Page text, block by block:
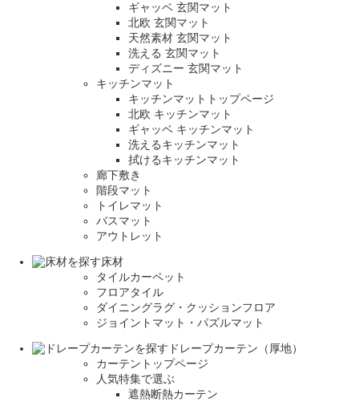
ギャッベ 玄関マット
北欧 玄関マット
天然素材 玄関マット
洗える 玄関マット
ディズニー 玄関マット
キッチンマット
キッチンマットトップページ
北欧 キッチンマット
ギャッベ キッチンマット
洗えるキッチンマット
拭けるキッチンマット
廊下敷き
階段マット
トイレマット
バスマット
アウトレット
床材
タイルカーペット
フロアタイル
ダイニングラグ・クッションフロア
ジョイントマット・パズルマット
ドレープカーテン（厚地）
カーテントップページ
人気特集で選ぶ
遮熱断熱カーテン